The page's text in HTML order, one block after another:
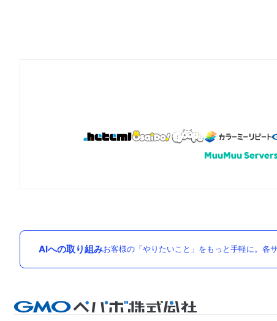
AIへの取り組みお客様の「やりたいこと」をもっと手軽に。各